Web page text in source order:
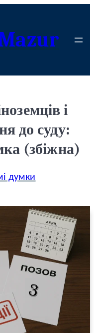
і
до суду:
(збіжна)
думки